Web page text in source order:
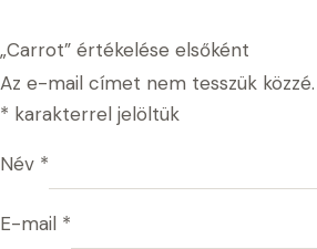
„Carrot” értékelése elsőként
Az e-mail címet nem tesszük közzé.
* karakterrel jelöltük
Név *
E-mail *